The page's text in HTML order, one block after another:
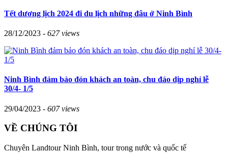
Tết dương lịch 2024 đi du lịch những đâu ở Ninh Bình
28/12/2023 - 627 views
Ninh Bình đảm bảo đón khách an toàn, chu đáo dịp nghỉ lễ
30/4- 1/5
29/04/2023 - 607 views
VỀ CHÚNG TÔI
Chuyên Landtour Ninh Bình, tour trong nước và quốc tế